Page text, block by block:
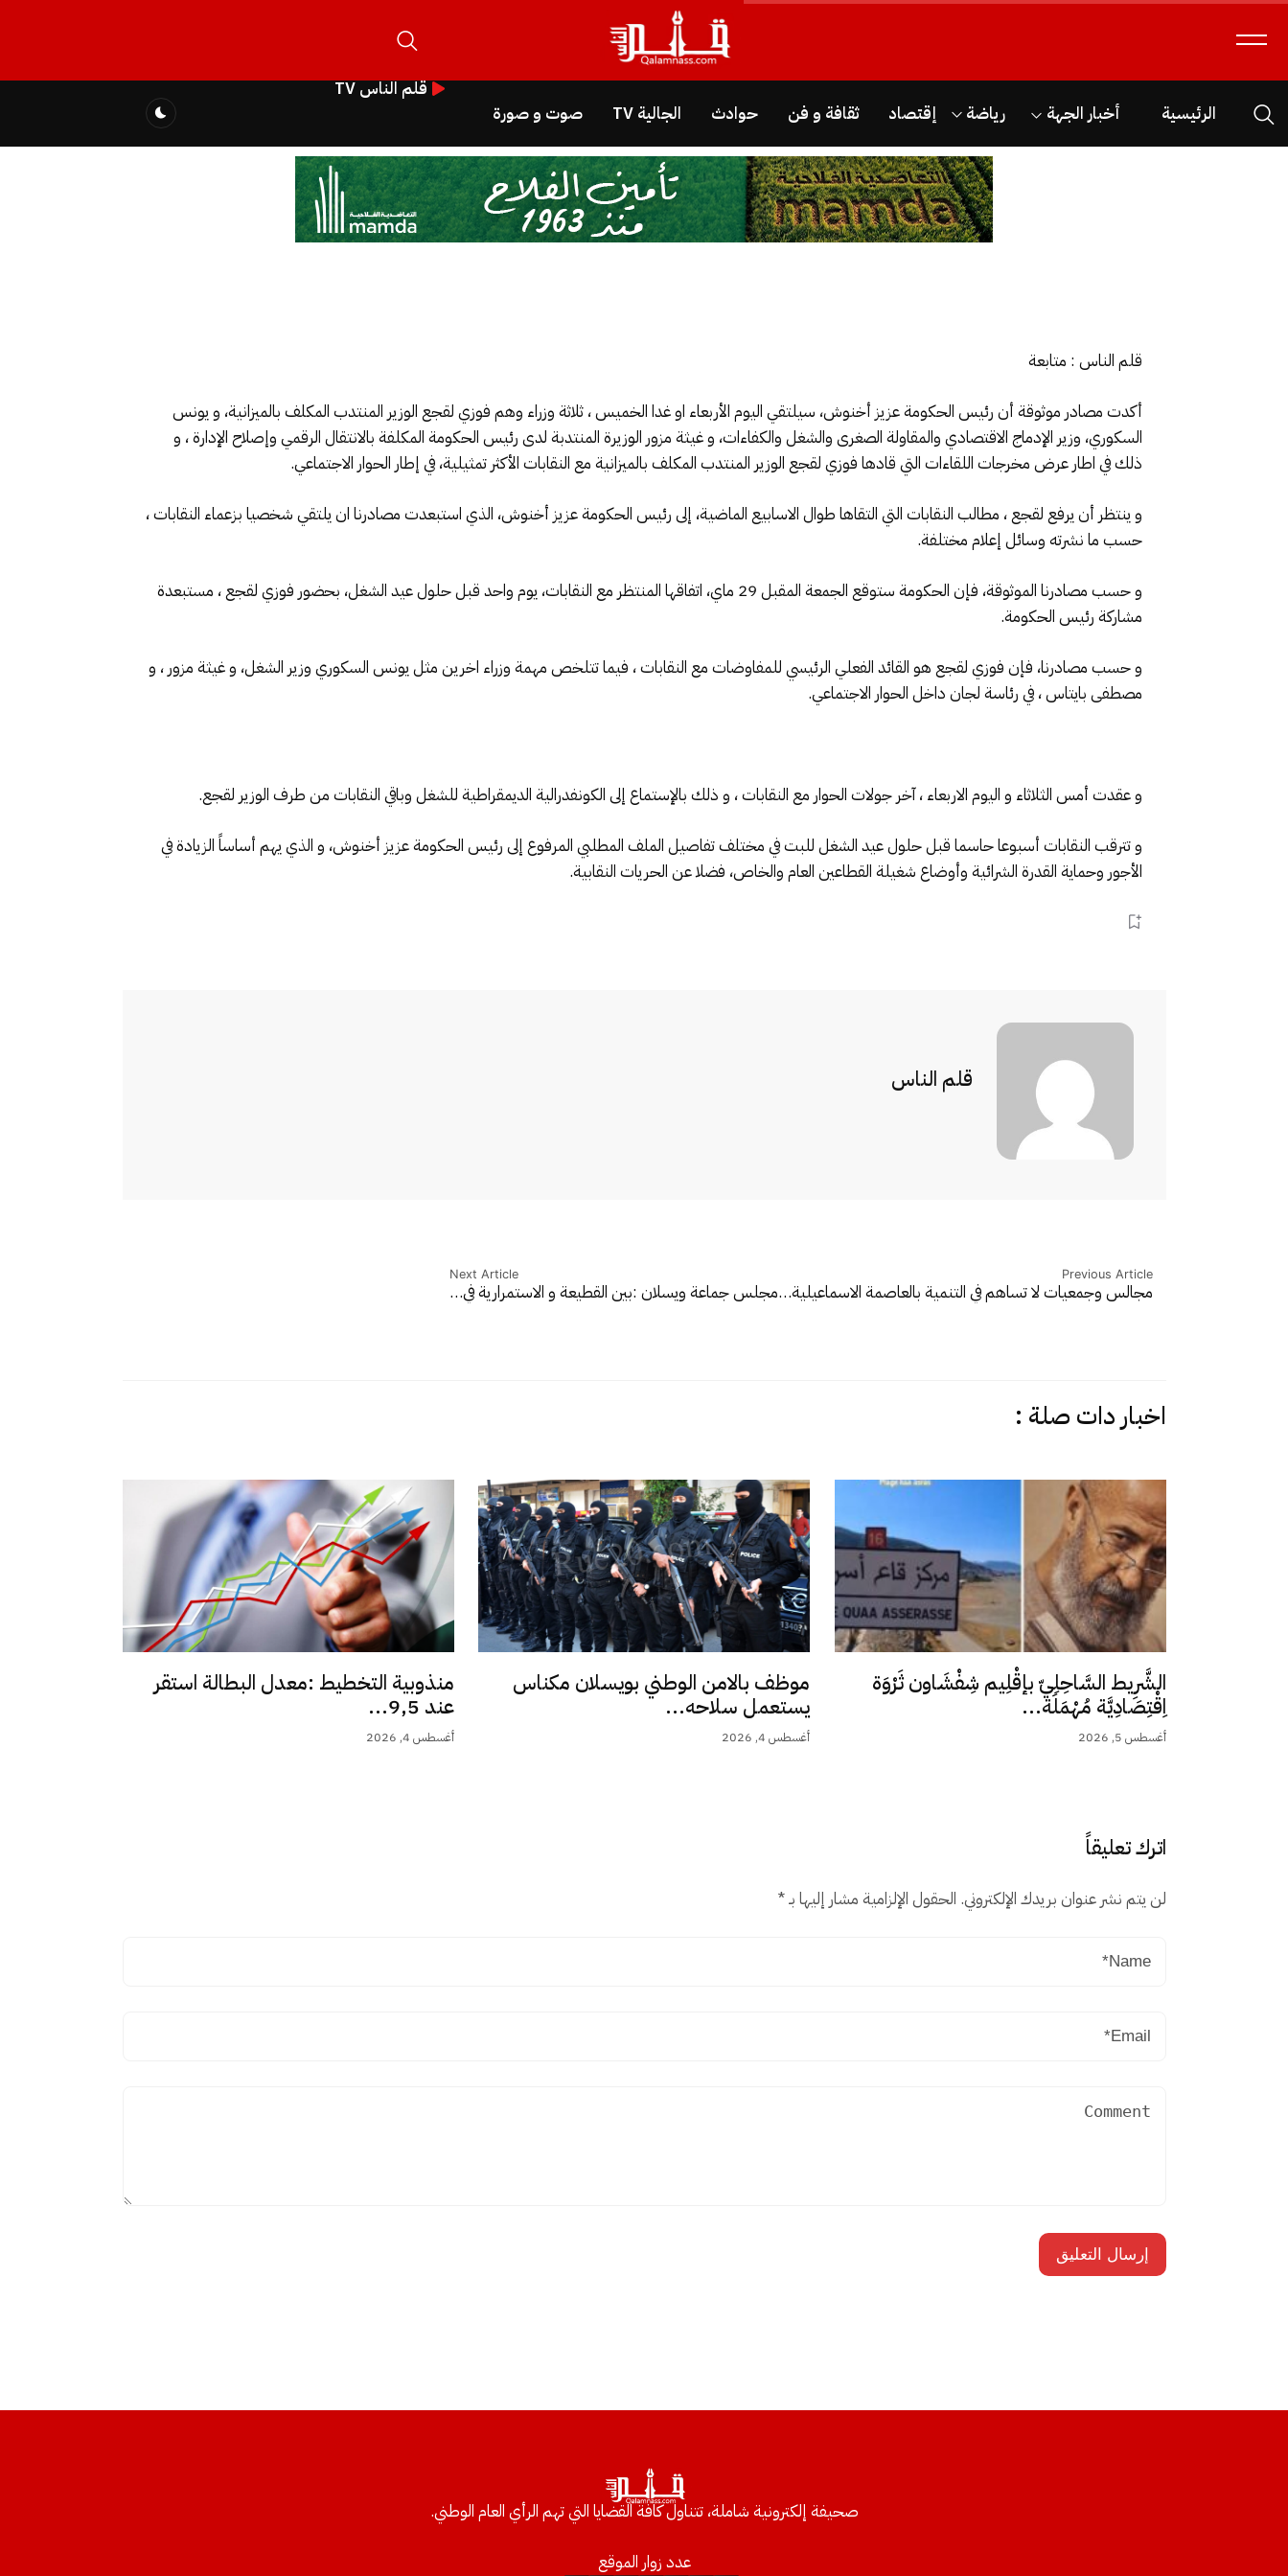
الرئيسية أخبار الجهة رياضة إقتصاد ثقافة و فن حوادث الجالية TV صوت و صورة
قلم الناس TV
قلم الناس : متابعة
أكدت مصادر موثوقة أن رئيس الحكومة عزيز أخنوش، سيلتقي اليوم الأربعاء او غدا الخميس ، ثلاثة وزراء وهم فوزي لقجع الوزير المنتدب المكلف بالميزانية، و يونس
السكوري، وزير الإدماج الاقتصادي والمقاولة الصغرى والشغل والكفاءات، و غيثة مزور الوزيرة المنتدبة لدى رئيس الحكومة المكلفة بالانتقال الرقمي وإصلاح الإدارة ، و
ذلك في اطار عرض مخرجات اللقاءات التي قادها فوزي لقجع الوزير المنتدب المكلف بالميزانية مع النقابات الأكثر تمثيلية، في إطار الحوار الاجتماعي.
و ينتظر أن يرفع لقجع ، مطالب النقابات التي التقاها طوال الاسابيع الماضية، إلى رئيس الحكومة عزيز أخنوش، الذي استبعدت مصادرنا ان يلتقي شخصيا بزعماء النقابات ،
حسب ما نشرته وسائل إعلام مختلفة.
و حسب مصادرنا الموثوقة، فإن الحكومة ستوقع الجمعة المقبل 29 ماي، اتفاقها المنتظر مع النقابات، يوم واحد قبل حلول عيد الشغل، بحضور فوزي لقجع ، مستبعدة
مشاركة رئيس الحكومة.
و حسب مصادرنا، فإن فوزي لقجع هو القائد الفعلي الرئيسي للمفاوضات مع النقابات ، فيما تتلخص مهمة وزراء اخرين مثل يونس السكوري وزير الشغل، و غيثة مزور ، و
مصطفى بايتاس ، في رئاسة لجان داخل الحوار الاجتماعي.
و عقدت أمس الثلاثاء و اليوم الاربعاء ، آخر جولات الحوار مع النقابات ، و ذلك بالإستماع إلى الكونفدرالية الديمقراطية للشغل وباقي النقابات من طرف الوزير لقجع.
و تترقب النقابات أسبوعا حاسما قبل حلول عيد الشغل للبت في مختلف تفاصيل الملف المطلبي المرفوع إلى رئيس الحكومة عزيز أخنوش، و الذي يهم أساساً الزيادة في
الأجور وحماية القدرة الشرائية وأوضاع شغيلة القطاعين العام والخاص، فضلا عن الحريات النقابية.
قلم الناس
Previous Article
مجالس وجمعيات لا تساهم في التنمية بالعاصمة الاسماعيلية…
Next Article
مجلس جماعة ويسلان :بين القطيعة و الاستمرارية في…
اخبار دات صلة :
الشَّرِيط السَّاحِلِيّ بإقْلِيم شِفْشَاون ثَرْوَة
اِقْتِصَادِيَّة مُهْمَلَة...
أغسطس 5, 2026
موظف بالامن الوطني بويسلان مكناس
يستعمل سلاحه...
أغسطس 4, 2026
منذوبية التخطيط :معدل البطالة استقر
عند 9,5...
أغسطس 4, 2026
اترك تعليقاً
لن يتم نشر عنوان بريدك الإلكتروني. الحقول الإلزامية مشار إليها بـ*
صحيفة إلكترونية شاملة، تتناول كافة القضايا التي تهم الرأي العام الوطني.
عدد زوار الموقع